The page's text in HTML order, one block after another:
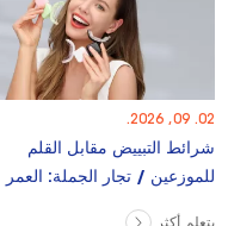
02. 09, 2026.
شرائط التبييض مقابل القلم
للموزعين / تجار الجملة: العمر
الافتراضي ، الشحن ، المطالبات